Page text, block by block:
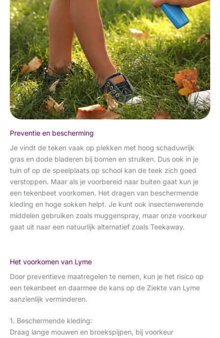
Preventie en bescherming
Je vindt de teken vaak op plekken met hoog schaduwrijk
gras en dode bladeren bij bomen en struiken. Dus ook in je
tuin of op de speelplaats op school kan de teek zich goed
verstoppen. Maar als je voorbereid naar buiten gaat kun je
een tekenbeet voorkomen. Het dragen van beschermende
kleding en hoge sokken helpt. Je kunt ook insectenwerende
middelen gebruiken zoals muggenspray, maar onze voorkeur
gaat uit naar een natuurlijk alternatief zoals Teekaway.
Het voorkomen van Lyme
Door preventieve maatregelen te nemen, kun je het risico op
een tekenbeet en daarmee de kans op de Ziekte van Lyme
aanzienlijk verminderen.
1. Beschermende kleding:
Draag lange mouwen en broekspijpen, bij voorkeur